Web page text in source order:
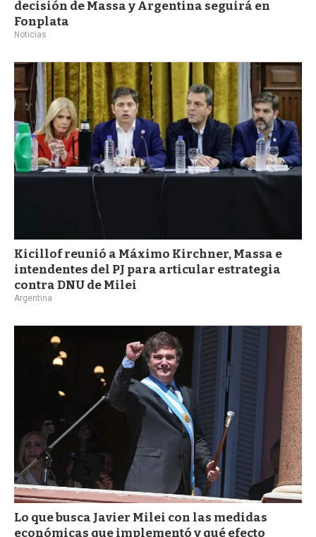
decisión de Massa y Argentina seguirá en
Fonplata
Noticias
Kicillof reunió a Máximo Kirchner, Massa e
intendentes del PJ para articular estrategia
contra DNU de Milei
Argentina
Lo que busca Javier Milei con las medidas
económicas que implementó y qué efecto